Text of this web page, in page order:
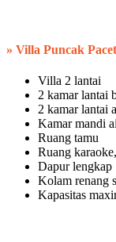
» Villa Puncak Pacet
Villa 2 lantai
2 kamar lantai
2 kamar lantai
Kamar mandi
Ruang tamu
Ruang
Dapur lengkap
Kolam renang
Kapasitas